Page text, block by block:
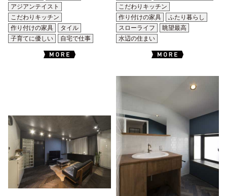
アジアンテイスト
こだわりキッチン
作り付けの家具
タイル
子育てに優しい
自宅で仕事
こだわりキッチン
作り付けの家具
ふたり暮らし
スローライフ
眺望最高
水辺の住まい